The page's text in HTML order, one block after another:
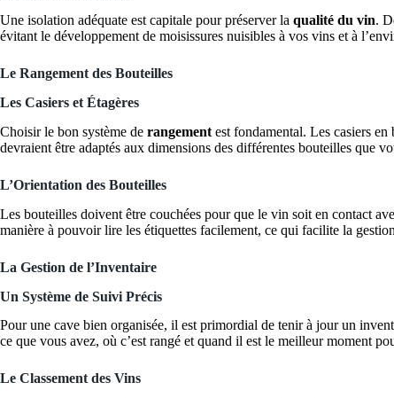
Une isolation adéquate est capitale pour préserver la qualité du vin.
évitant le développement de moisissures nuisibles à vos vins et à
Le Rangement des Bouteilles
Les Casiers et Étagères
Choisir le bon système de rangement est fondamental. Les casiers
devraient être adaptés aux dimensions des différentes bouteilles que
L’Orientation des Bouteilles
Les bouteilles doivent être couchées pour que le vin soit en contact
manière à pouvoir lire les étiquettes facilement, ce qui facilite la
La Gestion de l’Inventaire
Un Système de Suivi Précis
Pour une cave bien organisée, il est primordial de tenir à jour un
ce que vous avez, où c’est rangé et quand il est le meilleur moment
Le Classement des Vins